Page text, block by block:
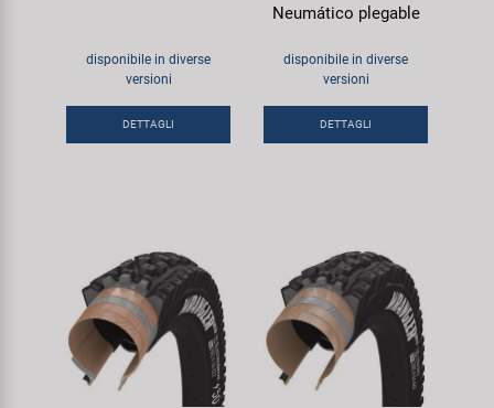
disponibile in diverse
versioni
DETTAGLI
Neumático plegable
disponibile in diverse
versioni
DETTAGLI